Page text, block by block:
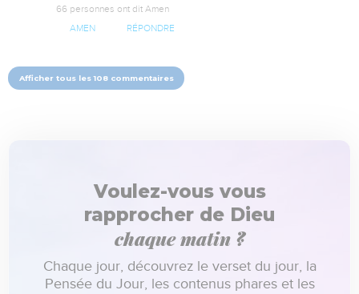
66 personnes ont dit Amen
AMEN RÉPONDRE
Afficher tous les 108 commentaires
Voulez-vous vous
rapprocher de Dieu
chaque matin ?
Chaque jour, découvrez le verset du jour, la
Pensée du Jour, les contenus phares et les